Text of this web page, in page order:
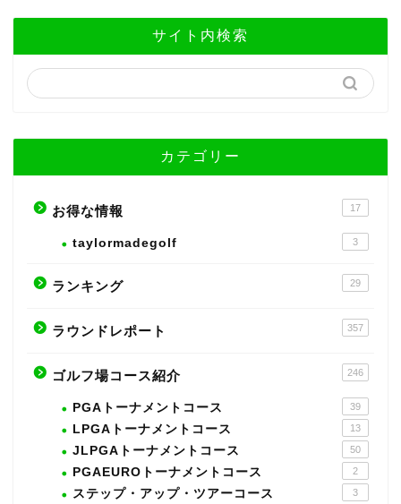
サイト内検索
カテゴリー
お得な情報 17
taylormadegolf 3
ランキング 29
ラウンドレポート 357
ゴルフ場コース紹介 246
PGAトーナメントコース 39
LPGAトーナメントコース 13
JLPGAトーナメントコース 50
PGAEUROトーナメントコース 2
ステップ・アップ・ツアーコース 3